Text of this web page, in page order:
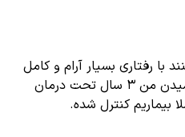
با رفتاری بسیار آرام و کامل
بیماری و روند درمان و توضیح میدن من ۳ سال تحت درمان
بیماریم کنترل شده.